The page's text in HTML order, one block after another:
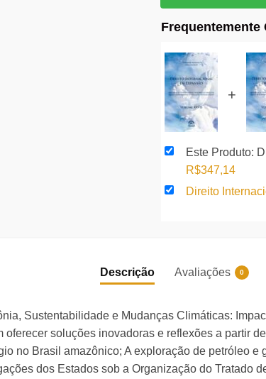
expansão
quantidade
+
Este Produto:
O
preço
R$347,14O
preço
Direito
Descrição
Avaliações 0
Sustentabilidade e Mudanças Climáticas:
soluções inovadoras e reflexões a partir
no Brasil amazônico; A exploração de petróleo
dos Estados sob a Organização do Tratado